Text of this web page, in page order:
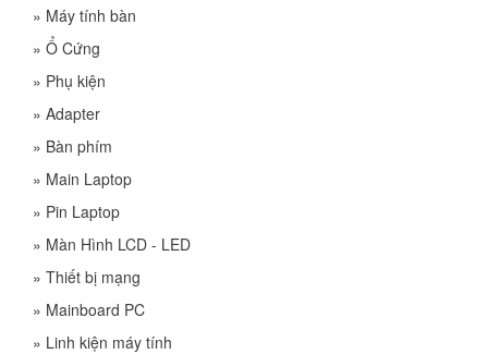
» Máy tính bàn
» Ổ Cứng
» Phụ kiện
» Adapter
» Bàn phím
» Main Laptop
» Pin Laptop
» Màn Hình LCD - LED
» Thiết bị mạng
» Mainboard PC
» Linh kiện máy tính